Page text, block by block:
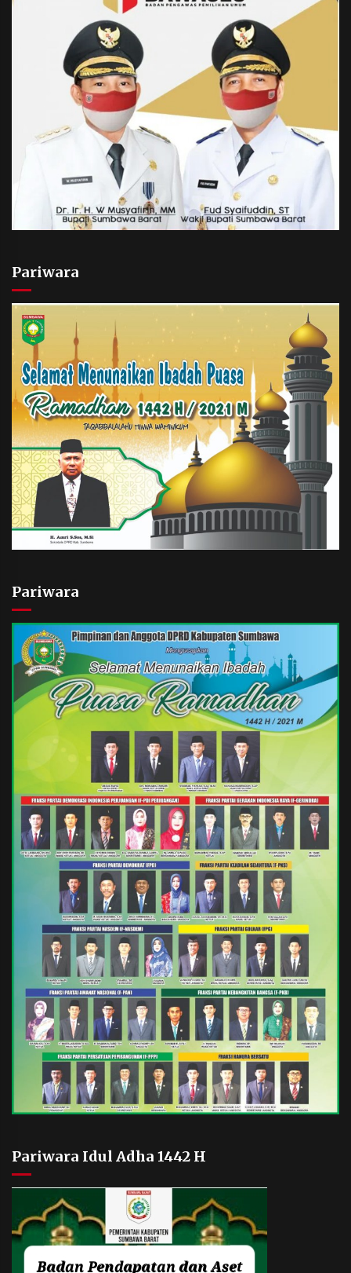
Pariwara
Pariwara
Pariwara Idul Adha 1442 H